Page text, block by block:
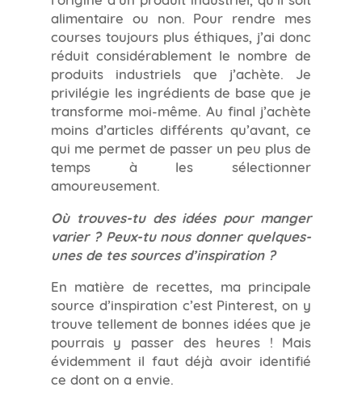
alimentaire ou non. Pour rendre mes
courses toujours plus éthiques, j’ai donc
réduit considérablement le nombre de
produits industriels que j’achète. Je
privilégie les ingrédients de base que je
transforme moi-même. Au final j’achète
moins d’articles différents qu’avant, ce
qui me permet de passer un peu plus de
temps à les sélectionner
amoureusement.
Où trouves-tu des idées pour manger
varier ? Peux-tu nous donner quelques-
unes de tes sources d’inspiration ?
En matière de recettes, ma principale
source d’inspiration c’est Pinterest, on y
trouve tellement de bonnes idées que je
pourrais y passer des heures ! Mais
évidemment il faut déjà avoir identifié
ce dont on a envie.